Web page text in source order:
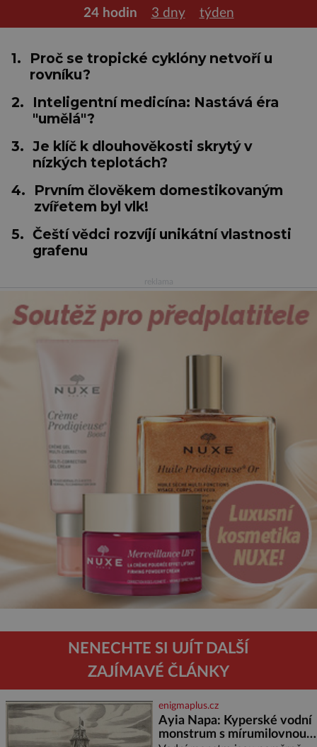
24 hodin 3 dny týden
1.
Proč se tropické cyklóny netvoří u
rovníku?
2.
Inteligentní medicína: Nastává éra
"umělá"?
3. Je klíč k dlouhověkosti skrytý v
nízkých teplotách?
4.
Prvním člověkem domestikovaným
zvířetem byl vlk!
5. Čeští vědci rozvíjí unikátní vlastnosti
grafenu
NENECHTE SI UJÍT DALŠÍ
ZAJÍMAVÉ ČLÁNKY
enigmaplus.cz
Ayia Napa: Kyperské vodní
monstrum s mírumilovnou